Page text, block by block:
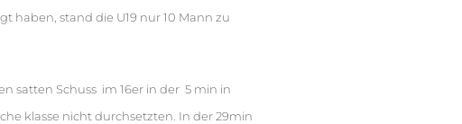
haben, stand die U19 nur 10 Mann zu
satten Schuss im 16er in der 5 min in
klasse nicht durchsetzten. In der 29min